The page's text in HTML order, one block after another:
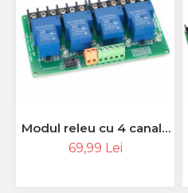
Modul releu cu 4 canale
12 v
69,99 Lei